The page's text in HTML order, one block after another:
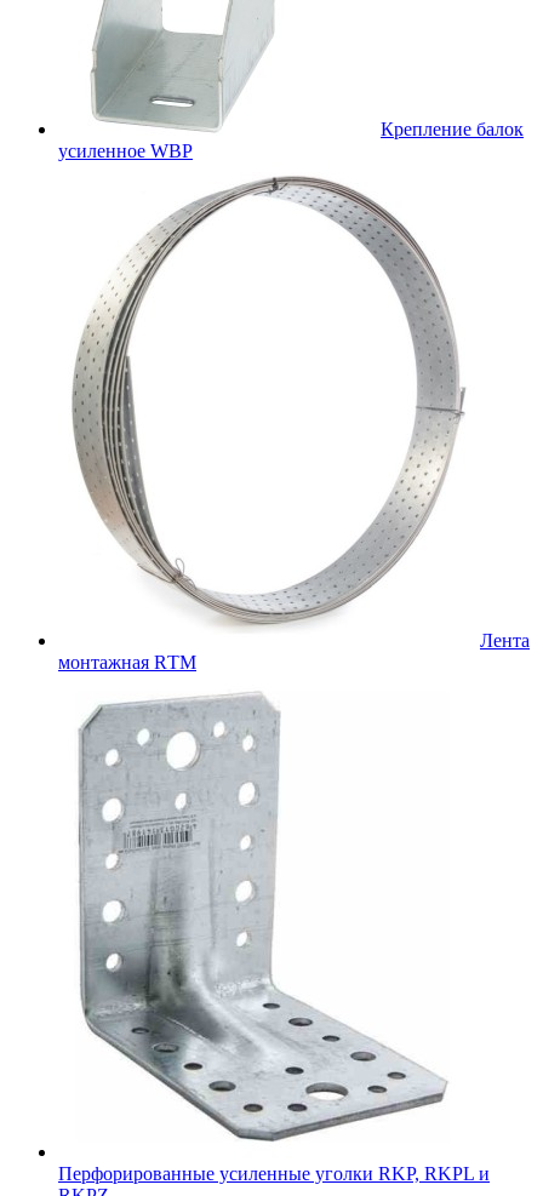
Крепление балок
усиленное WBР
Лента
монтажная RТМ
Перфорированные усиленные уголки RKP, RKPL и